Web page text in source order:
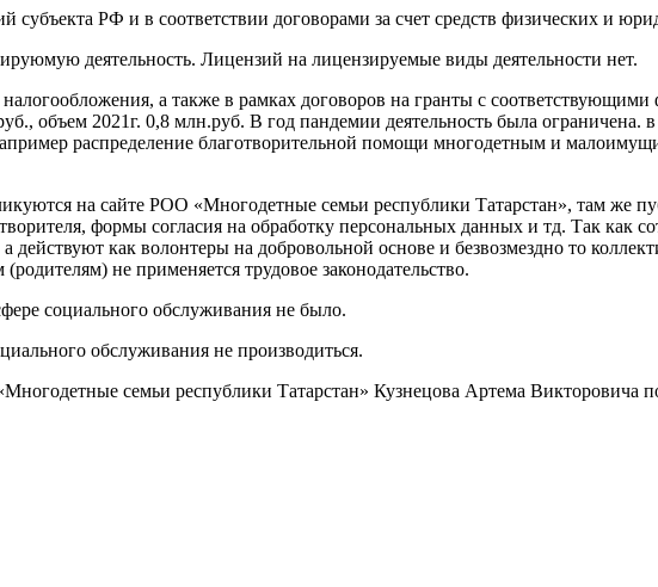
РФ и в соответствии договорами за счет средств физических и
деятельность. Лицензий на лицензируемые виды деятельности нет.
а также в рамках договоров на гранты с
объем 2021г. 0,8 млн.руб. В год пандемии деятельность была ограничена.
распределение благотворительной помощи многодетным и
на сайте РОО «Многодетные семьи республики Татарстан», там же
формы согласия на обработку персональных данных и тд. Так как
действуют как волонтеры на добровольной основе и безвозмездно то
не применяется трудовое законодательство.
социального обслуживания не было.
обслуживания не производиться.
семьи республики Татарстан» Кузнецова Артема Викторовича